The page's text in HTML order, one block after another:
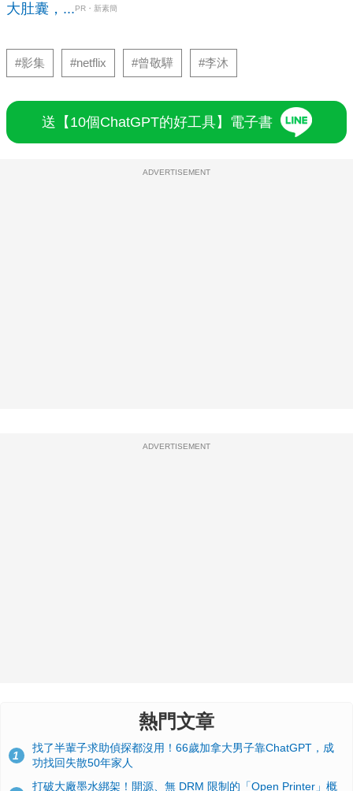
大肚囊，... PR・新素簡
#影集 #netflix #曾敬驊 #李沐
送【10個ChatGPT的好工具】電子書
ADVERTISEMENT
ADVERTISEMENT
熱門文章
1
找了半輩子求助偵探都沒用！66歲加拿大男子靠ChatGPT，成
功找回失散50年家人
打破大廠墨水綁架！開源、無 DRM 限制的「Open Printer」概